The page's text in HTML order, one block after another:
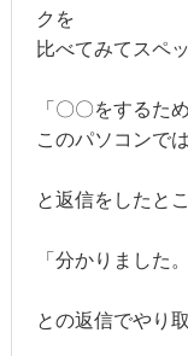
クを
比べてみてスペ
「〇〇をするた
このパソコンで
と返信をしたと
「分かりました
との返信でやり